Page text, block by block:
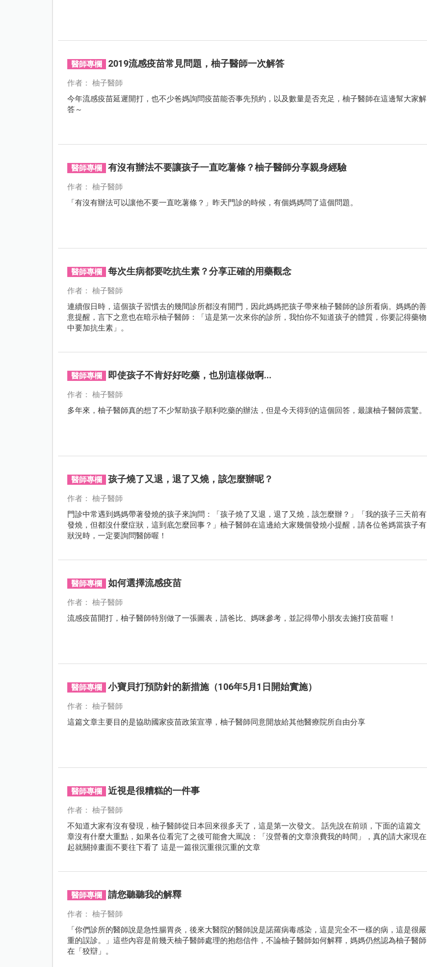
醫師專欄 2019流感疫苗常見問題，柚子醫師一次解答
作者： 柚子醫師
今年流感疫苗延遲開打，也不少爸媽詢問疫苗能否事先預約，以及數量是否充足，柚子醫師在這邊幫大家解
答～
醫師專欄 有沒有辦法不要讓孩子一直吃薯條？柚子醫師分享親身經驗
作者： 柚子醫師
「有沒有辦法可以讓他不要一直吃薯條？」昨天門診的時候，有個媽媽問了這個問題。
醫師專欄 每次生病都要吃抗生素？分享正確的用藥觀念
作者： 柚子醫師
連續假日時，這個孩子習慣去的幾間診所都沒有開門，因此媽媽把孩子帶來柚子醫師的診所看病。媽媽的善
意提醒，言下之意也在暗示柚子醫師：「這是第一次來你的診所，我怕你不知道孩子的體質，你要記得藥物
中要加抗生素」。
醫師專欄 即使孩子不肯好好吃藥，也別這樣做啊...
作者： 柚子醫師
多年來，柚子醫師真的想了不少幫助孩子順利吃藥的辦法，但是今天得到的這個回答，最讓柚子醫師震驚。
醫師專欄 孩子燒了又退，退了又燒，該怎麼辦呢？
作者： 柚子醫師
門診中常遇到媽媽帶著發燒的孩子來詢問：「孩子燒了又退，退了又燒，該怎麼辦？」「我的孩子三天前有
發燒，但都沒什麼症狀，這到底怎麼回事？」柚子醫師在這邊給大家幾個發燒小提醒，請各位爸媽當孩子有
狀況時，一定要詢問醫師喔！
醫師專欄 如何選擇流感疫苗
作者： 柚子醫師
流感疫苗開打，柚子醫師特別做了一張圖表，請爸比、媽咪參考，並記得帶小朋友去施打疫苗喔！
醫師專欄 小寶貝打預防針的新措施（106年5月1日開始實施）
作者： 柚子醫師
這篇文章主要目的是協助國家疫苗政策宣導，柚子醫師同意開放給其他醫療院所自由分享
醫師專欄 近視是很糟糕的一件事
作者： 柚子醫師
不知道大家有沒有發現，柚子醫師從日本回來很多天了，這是第一次發文。 話先說在前頭，下面的這篇文
章沒有什麼大重點，如果各位看完了之後可能會大罵說：「沒營養的文章浪費我的時間」，真的請大家現在
起就關掉畫面不要往下看了 這是一篇很沉重很沉重的文章
醫師專欄 請您聽聽我的解釋
作者： 柚子醫師
「你們診所的醫師說是急性腸胃炎，後來大醫院的醫師說是諾羅病毒感染，這是完全不一樣的病，這是很嚴
重的誤診。」這些內容是前幾天柚子醫師處理的抱怨信件，不論柚子醫師如何解釋，媽媽仍然認為柚子醫師
在「狡辯」。